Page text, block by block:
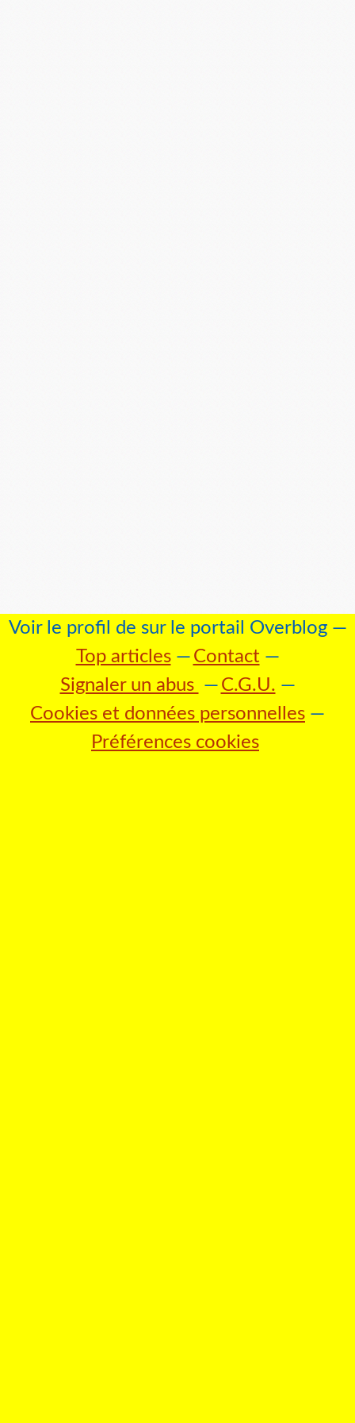
Voir le profil de sur le portail Overblog
Top articles
Contact
Signaler un abus
C.G.U.
Cookies et données personnelles
Préférences cookies